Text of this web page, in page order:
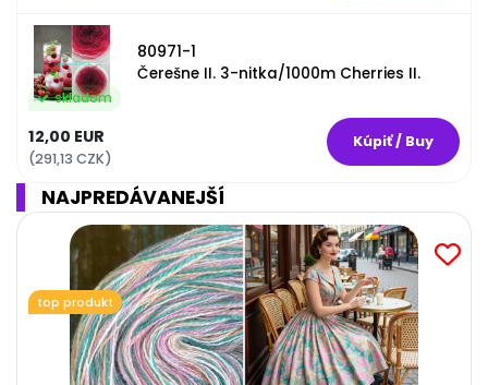
80971-1
Čerešne II. 3-nitka/1000m Cherries II.
skladom
12,00 EUR
(291,13 CZK)
NAJPREDÁVANEJŠÍ
top produkt